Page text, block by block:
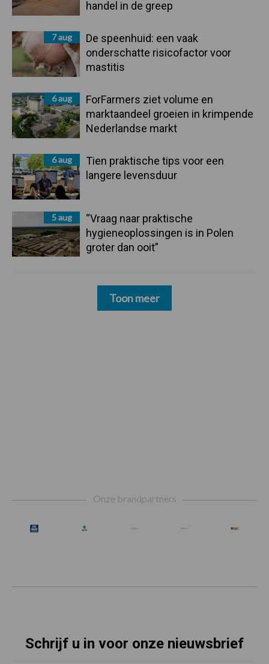
handel in de greep
7 aug
De speenhuid: een vaak
onderschatte risicofactor voor
mastitis
6 aug
ForFarmers ziet volume en
marktaandeel groeien in krimpende
Nederlandse markt
6 aug
Tien praktische tips voor een
langere levensduur
5 aug
“Vraag naar praktische
hygieneoplossingen is in Polen
groter dan ooit”
Toon meer
Onze brandpartners
Schrijf u in voor onze nieuwsbrief